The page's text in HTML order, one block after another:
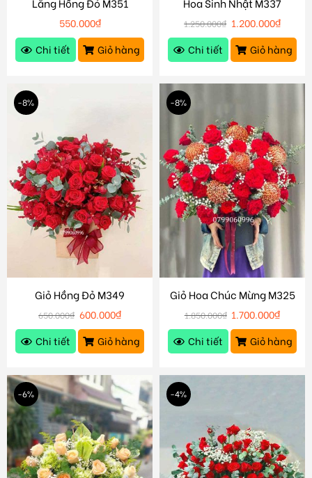
550.000₫
Chi tiết
Giỏ hàng
1.250.000₫ 1.200.000₫
Chi tiết
Giỏ hàng
-8%
Giỏ Hồng Đỏ M349
650.000₫ 600.000₫
Chi tiết
Giỏ hàng
-8%
Giỏ Hoa Chúc Mừng M325
1.850.000₫ 1.700.000₫
Chi tiết
Giỏ hàng
-6% -4%